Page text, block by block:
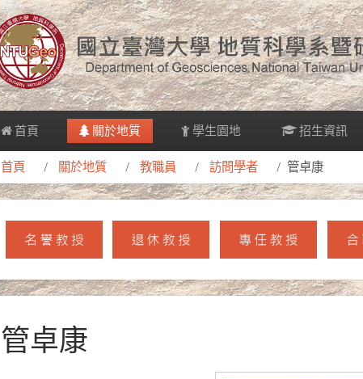
首頁 關於地質 學生園地 招生資訊
首頁 關於地質 教職員 訪問學者 管卓康
管卓康